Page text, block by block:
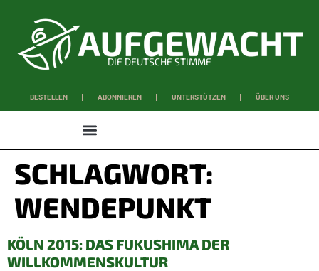
DIE DEUTSCHE STIMME
BESTELLEN ABONNIEREN UNTERSTÜTZEN ÜBER UNS
SCHLAGWORT:
WENDEPUNKT
KÖLN 2015: DAS FUKUSHIMA DER
WILLKOMMENSKULTUR